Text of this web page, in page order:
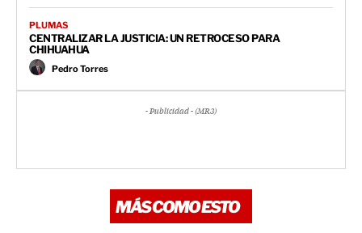
PLUMAS
CENTRALIZAR LA JUSTICIA: UN RETROCESO PARA
CHIHUAHUA
Pedro Torres
- Publicidad - (MR3)
MÁS COMO ESTO